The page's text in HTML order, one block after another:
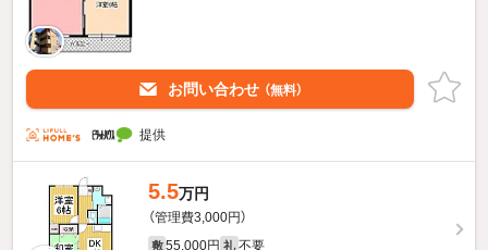
お問い合わせ （無料）
提供
5.5万円
（管理費3,000円）
敷 55,000円 礼 不要